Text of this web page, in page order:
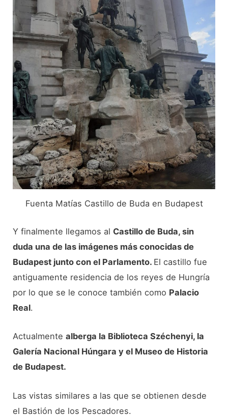
Fuenta Matías Castillo de Buda en Budapest
Y finalmente llegamos al Castillo de Buda, sin
duda una de las imágenes más conocidas de
Budapest junto con el Parlamento. El castillo fue
antiguamente residencia de los reyes de Hungría
por lo que se le conoce también como Palacio
Real.
Actualmentealberga la Biblioteca Széchenyi, la
Galería Nacional Húngara y el Museo de Historia
de Budapest.
Las vistas similares a las que se obtienen desde
el Bastión de los Pescadores.